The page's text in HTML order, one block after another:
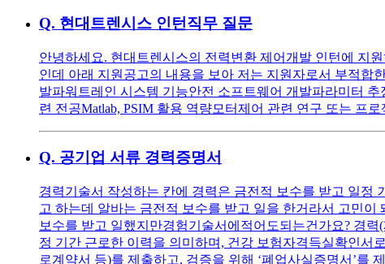
Q. 현대트렌시스 인턴직무 질문
안녕하세요. 현대트렌시스의 전력변환 제어개발 인턴에 지
인데 아래 지원공고의 내용을 보아 저는 지원자로서 부적합
발파워트레인 시스템 기능안전 소프트웨어 개발파라미터
련 전공Matlab, PSIM 활용 역량모터제어 관련 연구 또는 프로
Q. 공기업 서류 경력증명서
경력기술서 작성하는 칸에 경력은 금전적 보수를 받고 일정
고 하는데 알바는 금전적 보수를 받고 일을 한거라서 고민
보수를 받고 일했지만경험기술서에적어도되는건가요? 경
정 기간 근로한 이력을 의미하며, 건강 보험자격득실확인
로계약서 등)를 제출하고, 검증을 위해 ‘폐업사실증명서’